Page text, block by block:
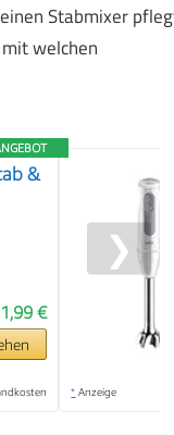
Stabmixer
welchen
&
€
* Anzeige
❯